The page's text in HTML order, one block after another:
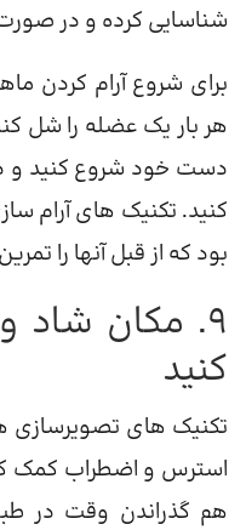
شناسایی کرده و در صورت
برای شروع آرام کردن
هر بار یک عضله را شل
دست خود شروع کنید و
کنید. تکنیک های آرام
بود که از قبل آنها را
9. مکان شاد
کنید
تکنیک های
استرس و اضطراب کمک
هم گذراندن وقت در